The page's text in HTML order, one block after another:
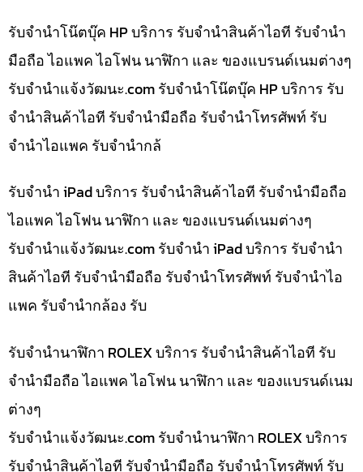
รับจำนำโน๊ตบุ๊ค HP บริการ รับจำนำสินค้าไอที รับจำนำ
มือถือ ไอแพค ไอโฟน นาฬิกา และ ของแบรนด์เนมต่างๆ
รับจํานําแจ้งวัฒนะ.com รับจำนำโน๊ตบุ๊ค HP บริการ รับ
จำนำสินค้าไอที รับจำนำมือถือ รับจำนำโทรศัพท์ รับ
จำนำไอแพค รับจำนำกล้
รับจำนำ iPad บริการ รับจำนำสินค้าไอที รับจำนำมือถือ
ไอแพค ไอโฟน นาฬิกา และ ของแบรนด์เนมต่างๆ
รับจํานําแจ้งวัฒนะ.com รับจำนำ iPad บริการ รับจำนำ
สินค้าไอที รับจำนำมือถือ รับจำนำโทรศัพท์ รับจำนำไอ
แพค รับจำนำกล้อง รับ
รับจำนำนาฬิกา ROLEX บริการ รับจำนำสินค้าไอที รับ
จำนำมือถือ ไอแพค ไอโฟน นาฬิกา และ ของแบรนด์เนม
ต่างๆ
รับจํานําแจ้งวัฒนะ.com รับจำนำนาฬิกา ROLEX บริการ
รับจำนำสินค้าไอที รับจำนำมือถือ รับจำนำโทรศัพท์ รับ